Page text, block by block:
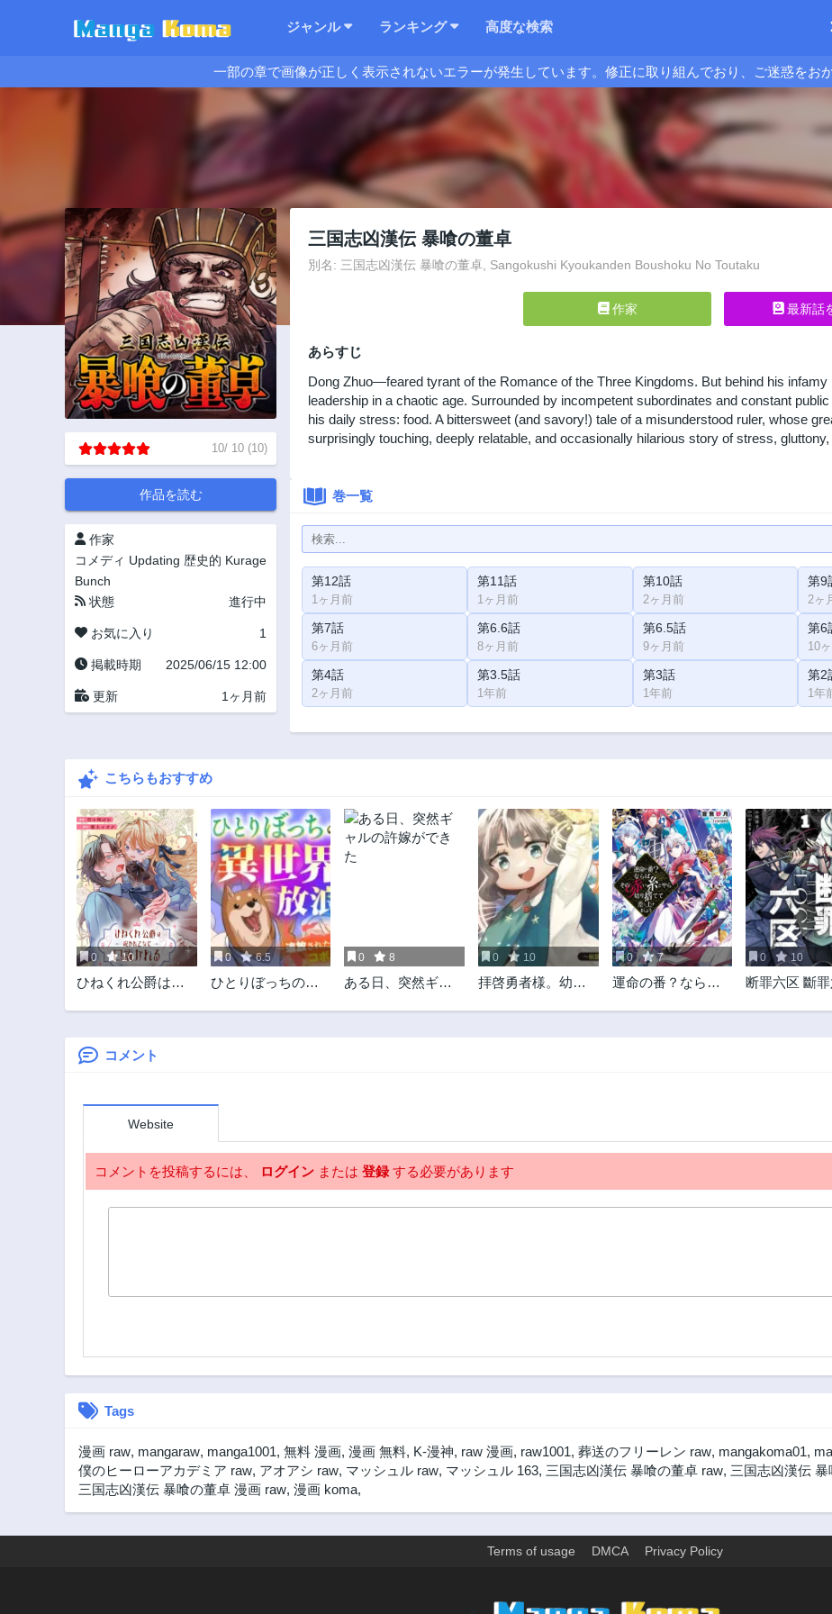
ジャンル ランキング 高度な検索
一部の章で画像が正しく表示されないエラーが発生しています。修正に取り組んでおり、ご迷惑をお
10/ 10 (10)
作品を読む
作家
コメディ Updating 歴史的 Kurage
Bunch
状態
進行中
お気に入り 1
掲載時期 2025/06/15 12:00
更新 1ヶ月前
三国志凶漢伝 暴喰の董卓
別名: 三国志凶漢伝 暴喰の董卓, Sangokushi Kyoukanden Boushoku No Toutaku
作家 最新話
あらすじ
Dong Zhuo—feared tyrant of the Romance of the Three Kingdoms. But behind his
leadership in a chaotic age. Surrounded by incompetent subordinates and constant
his daily stress: food. A bittersweet (and savory!) tale of a misunderstood ruler, whose
surprisingly touching, deeply relatable, and occasionally hilarious story of stress,
巻一覧
第12話
1ヶ月前
第11話
1ヶ月前
第10話
2ヶ月前
第9
2ヶ
第7話
6ヶ月前
第6.6話
8ヶ月前
第6.5話
9ヶ月前
第6
10
第4話
2ヶ月前
第3.5話
1年前
第3話
1年前
第2
1年
こちらもおすすめ
0 10
ひねくれ公爵は呪
0 6.5
ひとりぼっちの異
者はコボルトだけ
0 8
ある日、突然ギャ
0 10
拝啓勇者様。幼女
せん!~伝説の魔女は
0 7
運命の番？ならば
げましょう＠ＣＯ
0 10
断罪六区 斷
コメント
Website
コメントを投稿するには、 ログイン または 登録する必要があります
Tags
漫画 raw, mangaraw, manga1001, 無料 漫画, 漫画 無料, K-漫神, raw 漫画, raw1001, 葬送のフリーレン raw, mangakoma01,
僕のヒーローアカデミア raw, アオアシ raw, マッシュル raw, マッシュル 163, 三国志凶漢伝 暴喰の董卓 raw, 三国志凶漢伝
三国志凶漢伝 暴喰の董卓 漫画 raw, 漫画 koma,
Terms of usage DMCA Privacy Policy